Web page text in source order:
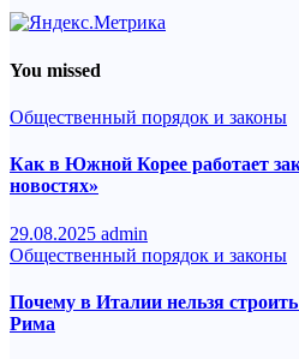
You missed
Общественный порядок и законы
Как в Южной Корее работает
новостях»
29.08.2025 admin
Общественный порядок и законы
Почему в Италии нельзя
Рима